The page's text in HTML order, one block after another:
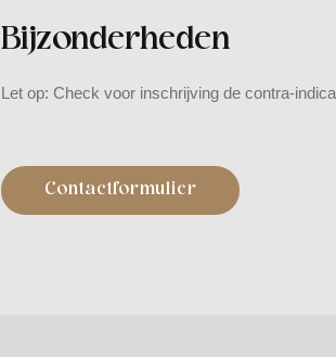
Bijzonderheden
Let op: Check voor inschrijving de contra-
Contactformulier